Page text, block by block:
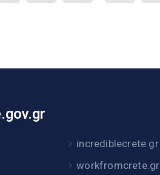
incrediblecrete.gr
workfromcrete.gr